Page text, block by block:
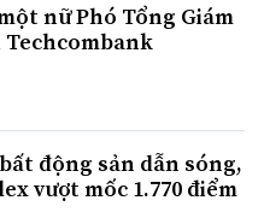
nữ Phó Tổng Giám
Techcombank
động sản dẫn sóng,
vượt mốc 1.770 điểm